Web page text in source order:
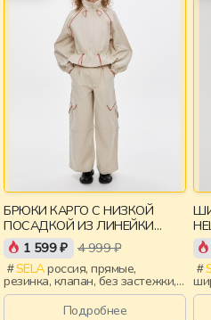
БРЮКИ КАРГО С НИЗКОЙ
ПОСАДКОЙ ИЗ ЛИНЕЙКИ
YOUNG1 599 ₽ 4 999 ₽
SELAроссия, прямые,
резинка, клапан, без застежки,
пояс, девочки,
старшеклассники, дети
Подробнее